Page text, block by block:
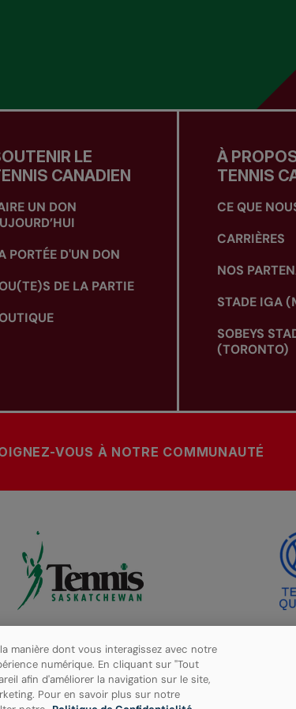
LE
CANADIEN
UN DON
PORTÉE D'UN DON
DE LA PARTIE
À
TENNIS
CE QUE
CARRIÈRES
NOS
STADE IGA
SOBEYS
(TORONTO)
VOUS À NOTRE COMMUNAUTÉ
manière dont vous interagissez avec notre
numérique. En cliquant sur "Tout
afin d'améliorer la navigation sur le site,
Pour en savoir plus sur notre